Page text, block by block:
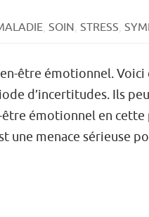
, SOIN, STRESS,
être émotionnel.
d’incertitudes. Ils
émotionnel en cette
une menace sérieuse